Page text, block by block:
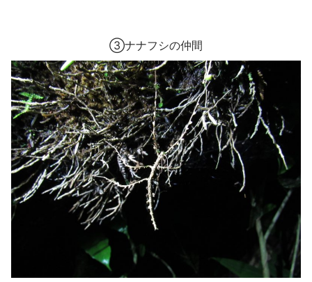
③ナナフシの仲間